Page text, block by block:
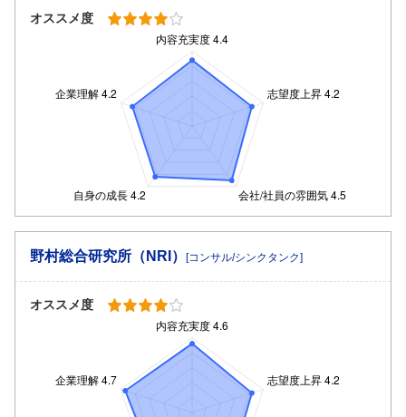
オススメ度
野村総合研究所（NRI） [コンサル/シンクタンク]
オススメ度